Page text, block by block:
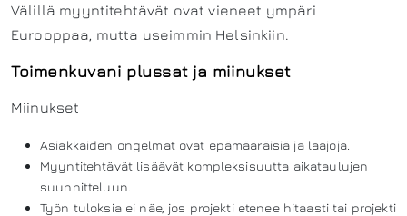
Välillä myyntitehtävät ovat vieneet ympäri
Eurooppaa, mutta useimmin Helsinkiin.
Toimenkuvani plussat ja miinukset
Miinukset
Asiakkaiden ongelmat ovat epämääräisiä ja laajoja.
Myyntitehtävät lisäävät kompleksisuutta aikataulujen
suunnitteluun.
Työn tuloksia ei näe, jos projekti etenee hitaasti tai projekti